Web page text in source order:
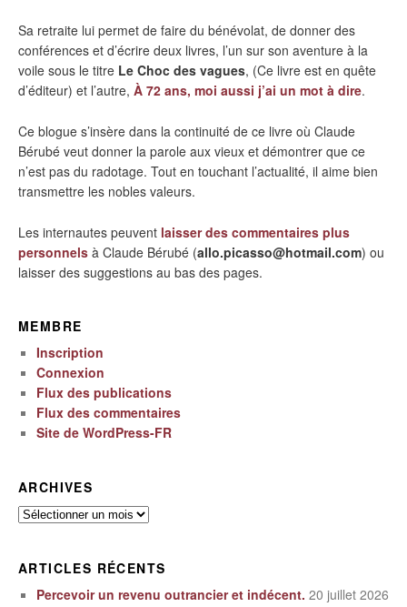
Sa retraite lui permet de faire du bénévolat, de donner des
conférences et d’écrire deux livres, l’un sur son aventure à la
voile sous le titre Le Choc des vagues, (Ce livre est en quête
d’éditeur) et l’autre, À 72 ans, moi aussi j’ai un mot à dire.
Ce blogue s’insère dans la continuité de ce livre où Claude
Bérubé veut donner la parole aux vieux et démontrer que ce
n’est pas du radotage. Tout en touchant l’actualité, il aime bien
transmettre les nobles valeurs.
Les internautes peuvent laisser des commentaires plus
personnels à Claude Bérubé (allo.picasso@hotmail.com) ou
laisser des suggestions au bas des pages.
MEMBRE
Inscription
Connexion
Flux des publications
Flux des commentaires
Site de WordPress-FR
ARCHIVES
Archives
ARTICLES RÉCENTS
Percevoir un revenu outrancier et indécent. 20 juillet 2026